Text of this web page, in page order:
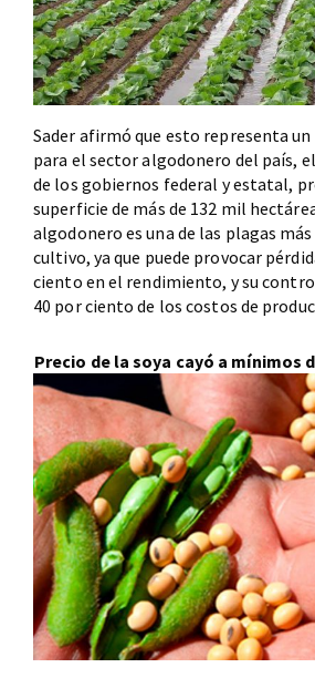
Sader afirmó que esto representa
para el sector algodonero del país,
de los gobiernos federal y estatal,
superficie de más de 132 mil
algodonero es una de las plagas
cultivo, ya que puede provocar
ciento en el rendimiento, y su
40 por ciento de los costos de
Precio de la soya cayó a mínimos